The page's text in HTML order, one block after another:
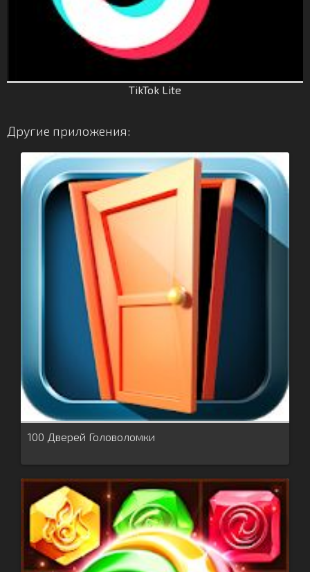
TikTok Lite
Другие приложения:
100 Дверей Головоломки